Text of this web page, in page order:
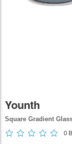
Younth
Square Gradient
0